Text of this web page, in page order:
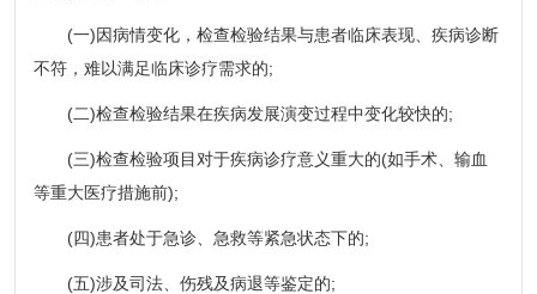
(一)因病情变化，检查检验结果与患者临床表现、疾病诊断
不符，难以满足临床诊疗需求的;
(二)检查检验结果在疾病发展演变过程中变化较快的;
(三)检查检验项目对于疾病诊疗意义重大的(如手术、输血
等重大医疗措施前);
(四)患者处于急诊、急救等紧急状态下的;
(五)涉及司法、伤残及病退等鉴定的;